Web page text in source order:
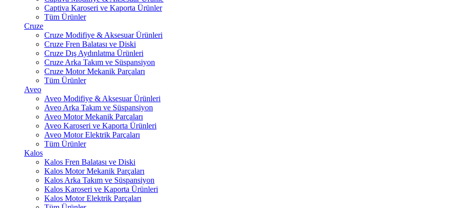
Captiva Karoseri ve Kaporta Ürünler
Tüm Ürünler
Cruze
Cruze Modifiye & Aksesuar Ürünleri
Cruze Fren Balatası ve Diski
Cruze Dış Aydınlatma Ürünleri
Cruze Arka Takım ve Süspansiyon
Cruze Motor Mekanik Parçaları
Tüm Ürünler
Aveo
Aveo Modifiye & Aksesuar Ürünleri
Aveo Arka Takım ve Süspansiyon
Aveo Motor Mekanik Parçaları
Aveo Karoseri ve Kaporta Ürünleri
Aveo Motor Elektrik Parçaları
Tüm Ürünler
Kalos
Kalos Fren Balatası ve Diski
Kalos Motor Mekanik Parçaları
Kalos Arka Takım ve Süspansiyon
Kalos Karoseri ve Kaporta Ürünleri
Kalos Motor Elektrik Parçaları